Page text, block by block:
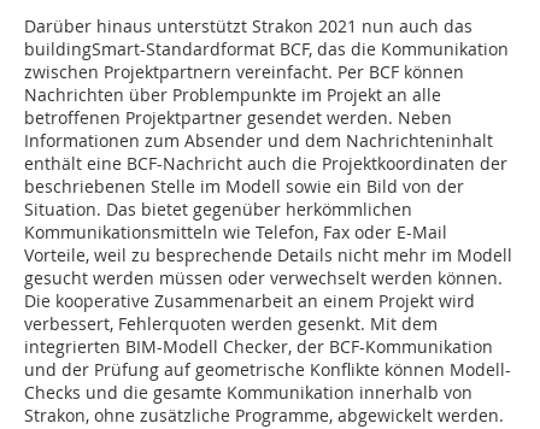
Darüber hinaus unterstützt Strakon 2021 nun auch das
buildingSmart-Standardformat BCF, das die Kommunikation
zwischen Projektpartnern vereinfacht. Per BCF können
Nachrichten über Problempunkte im Projekt an alle
betroffenen Projektpartner gesendet werden. Neben
Informationen zum Absender und dem Nachrichteninhalt
enthält eine BCF-Nachricht auch die Projektkoordinaten der
beschriebenen Stelle im Modell sowie ein Bild von der
Situation. Das bietet gegenüber herkömmlichen
Kommunikationsmitteln wie Telefon, Fax oder E-Mail
Vorteile, weil zu besprechende Details nicht mehr im Modell
gesucht werden müssen oder verwechselt werden können.
Die kooperative Zusammenarbeit an einem Projekt wird
verbessert, Fehlerquoten werden gesenkt. Mit dem
integrierten BIM-Modell Checker, der BCF-Kommunikation
und der Prüfung auf geometrische Konflikte können Modell-
Checks und die gesamte Kommunikation innerhalb von
Strakon, ohne zusätzliche Programme, abgewickelt werden.